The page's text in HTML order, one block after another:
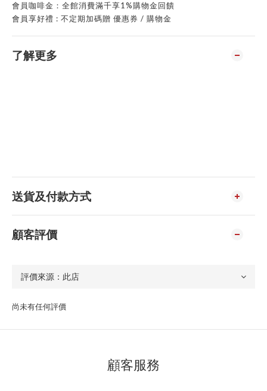
會員咖啡金：全館消費滿千享1%購物金回饋
會員享好禮 : 不定期加碼贈 優惠券 / 購物金
了解更多
送貨及付款方式
顧客評價
尚未有任何評價
顧客服務